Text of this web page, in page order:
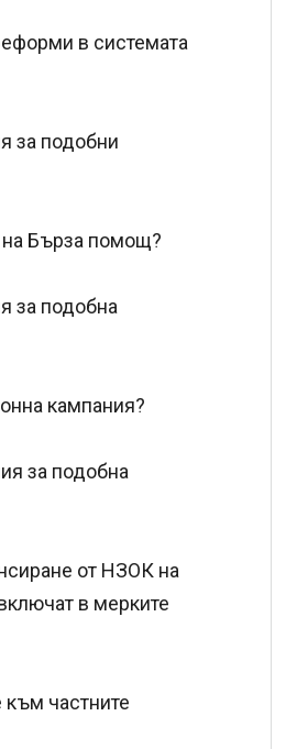
в системата
за подобни
на Бърза помощ?
за подобна
кампания?
за подобна
от НЗОК на
в мерките
частните